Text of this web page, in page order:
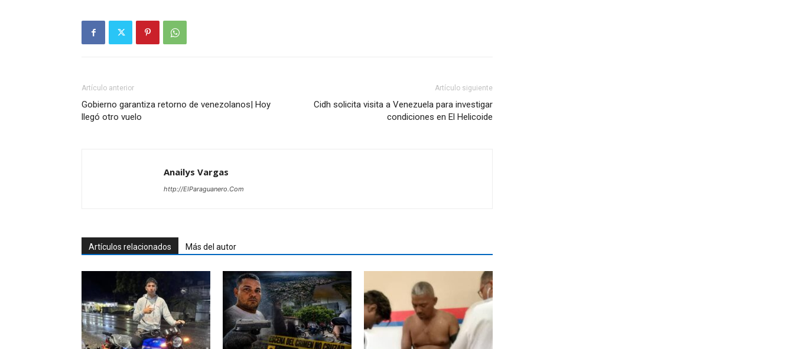
Artículo anterior
Gobierno garantiza retorno de venezolanos| Hoy
llegó otro vuelo
Artículo siguiente
Cidh solicita visita a Venezuela para investigar
condiciones en El Helicoide
Anailys Vargas
http://ElParaguanero.Com
Artículos relacionados Más del autor